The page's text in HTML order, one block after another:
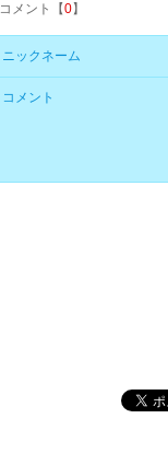
コメント【0】
ニックネーム
コメント